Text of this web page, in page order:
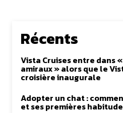
Récents
Vista Cruises entre dans
amiraux » alors que le
croisière inaugurale
Adopter un chat :
et ses premières